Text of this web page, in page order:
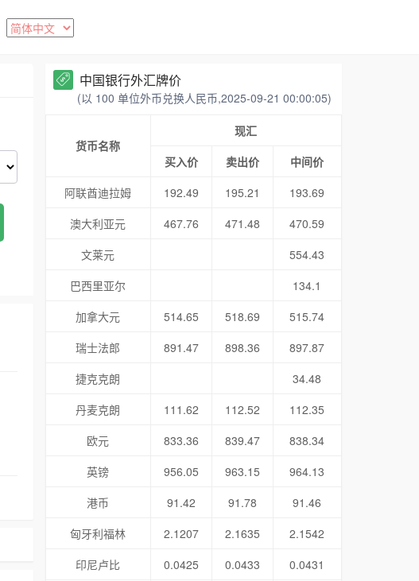
中国银行外汇牌价
(以 100 单位外币兑换人民币,2025-09-21 00:00:05)
货币名称
现汇
买入价
卖出价
中间价
阿联酋迪拉姆
192.49 195.21
193.69
澳大利亚元
467.76 471.48
470.59
文莱元
554.43
巴西里亚尔
134.1
加拿大元
514.65 518.69
515.74
瑞士法郎
891.47 898.36
897.87
捷克克朗
34.48
丹麦克朗
111.62 112.52
112.35
欧元
833.36 839.47
838.34
英镑
956.05 963.15
964.13
港币
91.42 91.78
91.46
匈牙利福林
2.1207 2.1635
2.1542
印尼卢比
0.0425 0.0433
0.0431